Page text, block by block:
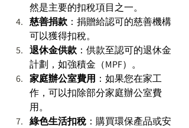
然是主要的扣稅項目之一。
慈善捐款 ：捐贈給認可的慈善機構
可以獲得扣稅。
退休金供款 ：供款至認可的退休金
計劃，如強積金（MPF）。
家庭辦公室費用 ：如果您在家工
作，可以扣除部分家庭辦公室費
用。
綠色生活扣稅 ：購買環保產品或安